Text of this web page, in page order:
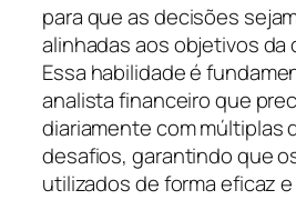
para que as decisões
alinhadas aos objetivos da
Essa habilidade é
analista financeiro que
diariamente com múltiplas
desafios, garantindo que
utilizados de forma eficaz